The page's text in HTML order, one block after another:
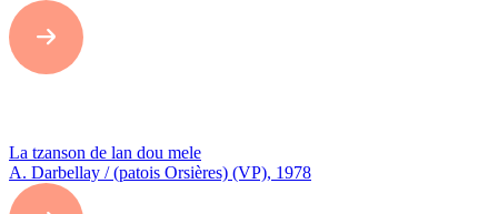
La tzanson de lan dou mele
A. Darbellay / (patois Orsières) (VP), 1978